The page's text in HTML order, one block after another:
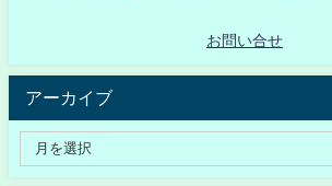
お問い合せ
アーカイブ